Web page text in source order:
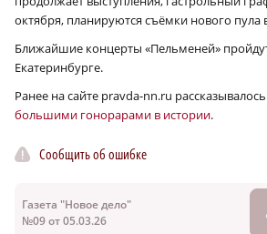
октября, планируются съёмки нового пула
Ближайшие концерты «Пельменей»
Екатеринбурге.
Ранее на сайте pravda-nn.ru
большими гонорарами в истории.
Сообщить об ошибке
Газета "Новое дело"
№09 от 05.03.26